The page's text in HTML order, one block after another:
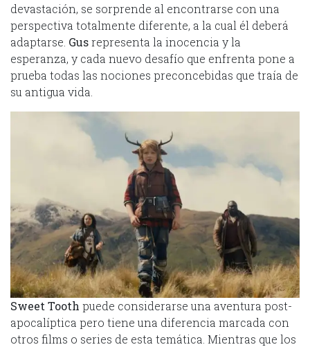
devastación, se sorprende al encontrarse con una
perspectiva totalmente diferente, a la cual él deberá
adaptarse. Gusrepresenta la inocencia y la
esperanza, y cada nuevo desafío que enfrenta pone a
prueba todas las nociones preconcebidas que traía de
su antigua vida.
Sweet Tooth puede considerarse una aventura post-
apocalíptica pero tiene una diferencia marcada con
otros films o series de esta temática. Mientras que los